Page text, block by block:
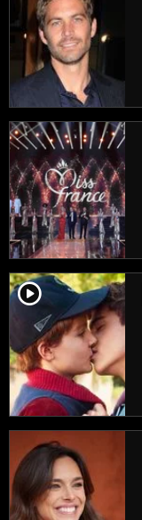
player2